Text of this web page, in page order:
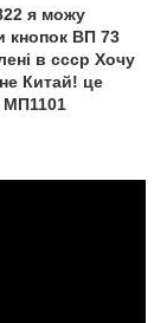
я можу
кнопок ВП 73
в ссср Хочу
Китай! це
МП1101